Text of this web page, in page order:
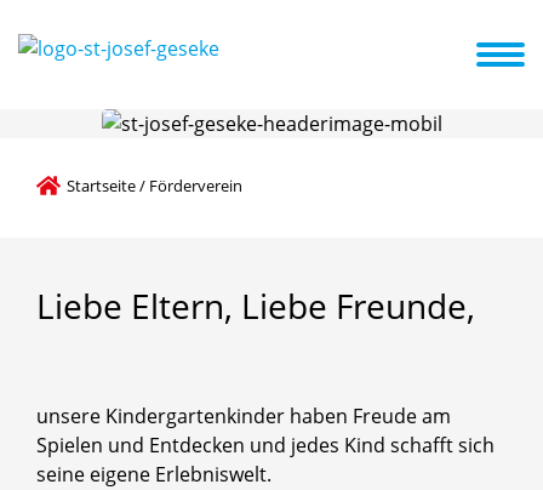
Kooperationspartner
Startseite/ Förderverein
Liebe Eltern, Liebe Freunde,
unsere Kindergartenkinder haben Freude am
Spielen und Entdecken und jedes Kind schafft sich
seine eigene Erlebniswelt.